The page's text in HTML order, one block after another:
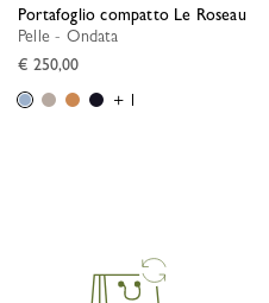
Portafoglio compatto Le Roseau
Pelle - Ondata
€ 250,00
+ 1